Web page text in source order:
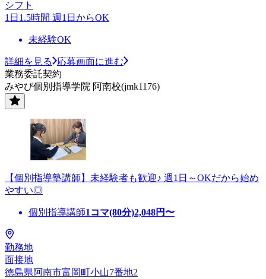
シフト
1日1.5時間 週1日からOK
未経験OK
詳細を見る
応募画面に進む
業務委託契約
みやび個別指導学院 阿南校(jmk1176)
【個別指導塾講師】未経験者も歓迎♪ 週1日～OKだから始め
やすい◎
個別指導講師1コマ(80分)2,048円〜
勤務地
面接地
徳島県阿南市富岡町小山7番地2